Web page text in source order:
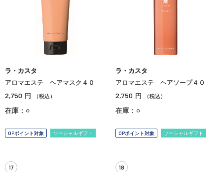
ラ・カスタ
アロマエステ ヘアマスク４０
2,750 円 （税込）
在庫：○
OPポイント対象 ソーシャルギフト
ラ・カスタ
アロマエステ ヘアソープ４０
2,750 円 （税込）
在庫：○
OPポイント対象 ソーシャルギフト
17 18